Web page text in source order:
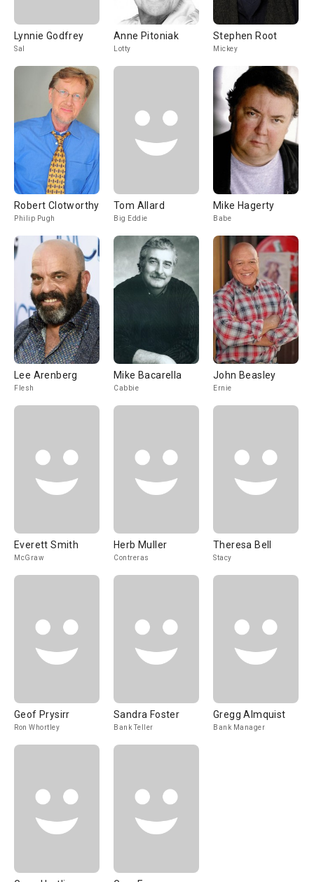
Lynnie Godfrey
Sal
Anne Pitoniak
Lotty
Stephen Root
Mickey
Robert Clotworthy
Philip Pugh
Tom Allard
Big Eddie
Mike Hagerty
Babe
Lee Arenberg
Flesh
Mike Bacarella
Cabbie
John Beasley
Ernie
Everett Smith
McGraw
Herb Muller
Contreras
Theresa Bell
Stacy
Geof Prysirr
Ron Whortley
Sandra Foster
Bank Teller
Gregg Almquist
Bank Manager